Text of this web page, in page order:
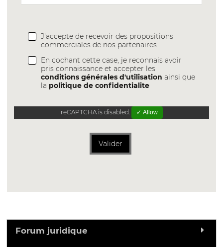
J'accepte de recevoir des propositions
commerciales de nos partenaires
En cochant cette case, je reconnais avoir
pris connaissance et accepter les
conditions générales d'utilisation ainsi que
la politique de confidentialite
reCAPTCHA is disabled. ✓ Allow
Valider
Forum juridique